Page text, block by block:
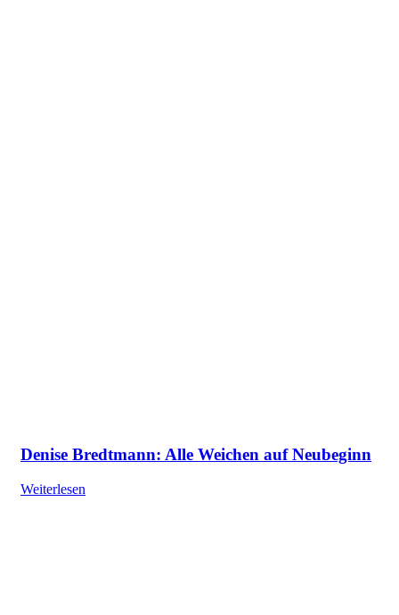
Denise Bredtmann: Alle Weichen auf Neubeginn
Weiterlesen